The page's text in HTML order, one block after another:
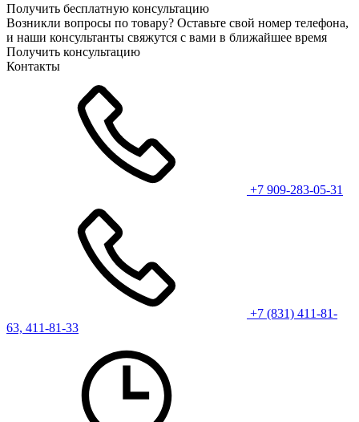
Получить бесплатную консультацию
Возникли вопросы по товару? Оставьте свой номер телефона,
и наши консультанты свяжутся с вами в ближайшее время
Получить консультацию
Контакты
+7 909-283-05-31
+7 (831) 411-81-
63, 411-81-33